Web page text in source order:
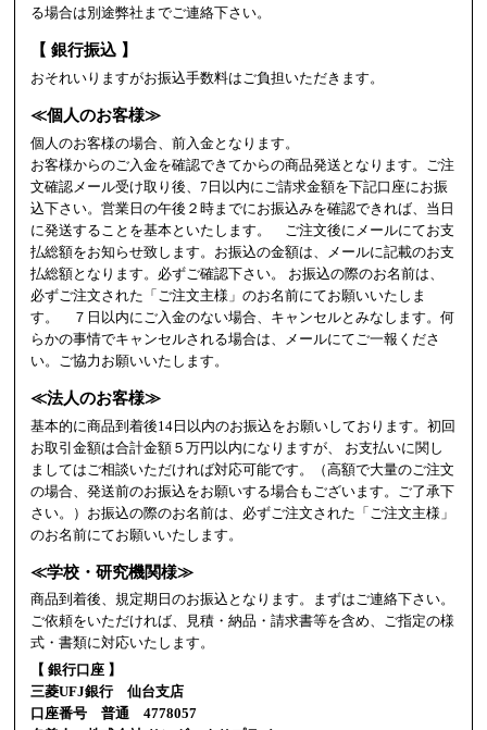
る場合は別途弊社までご連絡下さい。
【 銀行振込 】
おそれいりますがお振込手数料はご負担いただきます。
≪個人のお客様≫
個人のお客様の場合、前入金となります。
お客様からのご入金を確認できてからの商品発送となります。ご注
文確認メール受け取り後、7日以内にご請求金額を下記口座にお振
込下さい。営業日の午後２時までにお振込みを確認できれば、当日
に発送することを基本といたします。 ご注文後にメールにてお支
払総額をお知らせ致します。お振込の金額は、メールに記載のお支
払総額となります。必ずご確認下さい。 お振込の際のお名前は、
必ずご注文された「ご注文主様」のお名前にてお願いいたしま
す。 ７日以内にご入金のない場合、キャンセルとみなします。何
らかの事情でキャンセルされる場合は、メールにてご一報くださ
い。ご協力お願いいたします。
≪法人のお客様≫
基本的に商品到着後14日以内のお振込をお願いしております。初回
お取引金額は合計金額５万円以内になりますが、 お支払いに関し
ましてはご相談いただければ対応可能です。（高額で大量のご注文
の場合、発送前のお振込をお願いする場合もございます。ご了承下
さい。）お振込の際のお名前は、必ずご注文された「ご注文主様」
のお名前にてお願いいたします。
≪学校・研究機関様≫
商品到着後、規定期日のお振込となります。まずはご連絡下さい。
ご依頼をいただければ、見積・納品・請求書等を含め、ご指定の様
式・書類に対応いたします。
【 銀行口座 】
三菱UFJ銀行 仙台支店
口座番号 普通 4778057